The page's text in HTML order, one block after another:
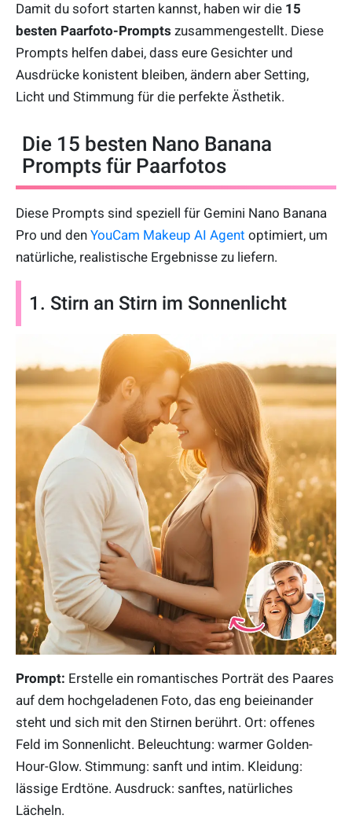
Damit du sofort starten kannst, haben wir die 15
besten Paarfoto-Prompts zusammengestellt. Diese
Prompts helfen dabei, dass eure Gesichter und
Ausdrücke konistent bleiben, ändern aber Setting,
Licht und Stimmung für die perfekte Ästhetik.
Die 15 besten Nano Banana
Prompts für Paarfotos
Diese Prompts sind speziell für Gemini Nano Banana
Pro und den YouCam Makeup AI Agent optimiert, um
natürliche, realistische Ergebnisse zu liefern.
1. Stirn an Stirn im Sonnenlicht
Prompt: Erstelle ein romantisches Porträt des Paares
auf dem hochgeladenen Foto, das eng beieinander
steht und sich mit den Stirnen berührt. Ort: offenes
Feld im Sonnenlicht. Beleuchtung: warmer Golden-
Hour-Glow. Stimmung: sanft und intim. Kleidung:
lässige Erdtöne. Ausdruck: sanftes, natürliches
Lächeln.